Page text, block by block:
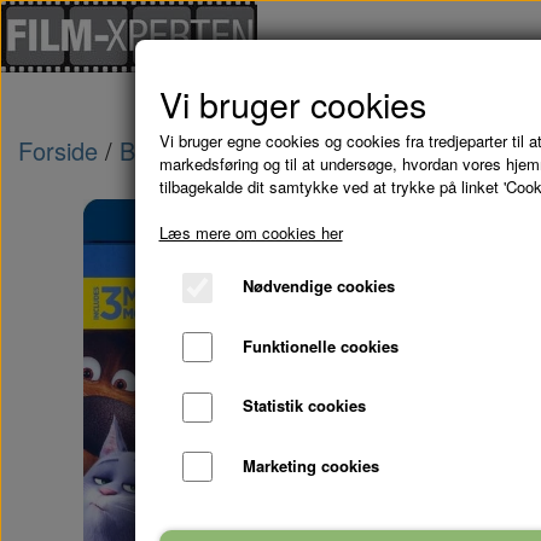
Forside Blu-Ray - kampagne tilbud
Vi bruger cookies
Vi bruger egne cookies og cookies fra tredjeparter til
markedsføring og til at undersøge, hvordan vores
tilbagekalde dit samtykke ved at trykke på linket
Læs mere om cookies her
Nødvendige cookies
Funktionelle cookies
Statistik cookies
Marketing cookies